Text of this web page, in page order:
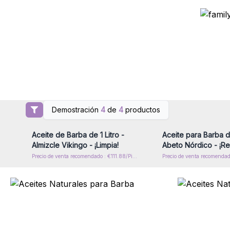
Demostración 4de 4productos
Inicie sesión o regístrese para
obtener precios al por mayor
Aceite de Barba de 1 Litro -
Almizcle Vikingo - ¡Limpia!
Aceite para Barba
Abeto Nórdico -